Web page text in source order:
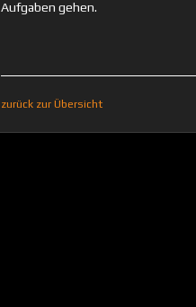
Aufgaben gehen.
zurück zur Übersicht